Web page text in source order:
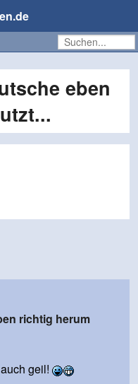
eben
richtig herum
geil!